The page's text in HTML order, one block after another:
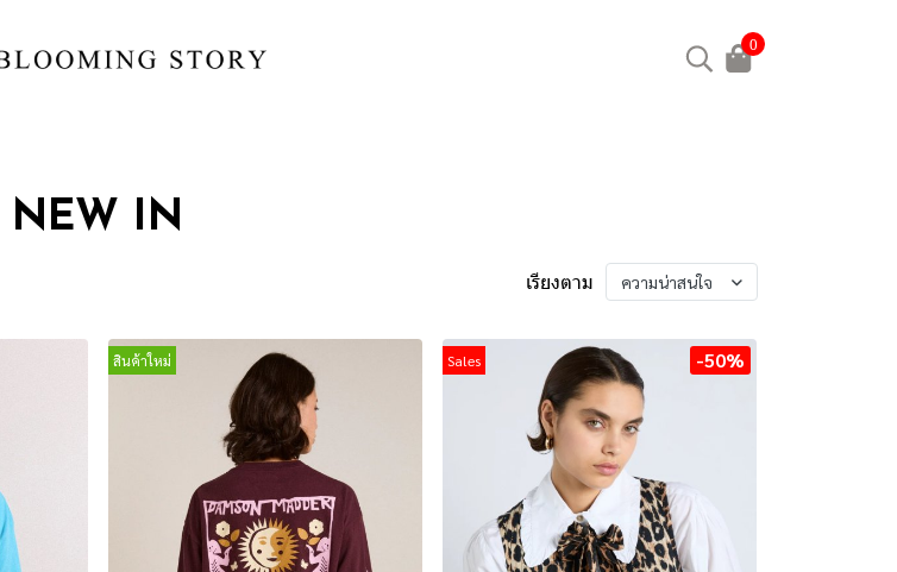
0
NEW IN
เรียงตาม ความน่าสนใจ
สินค้าใหม่ Sales -50%